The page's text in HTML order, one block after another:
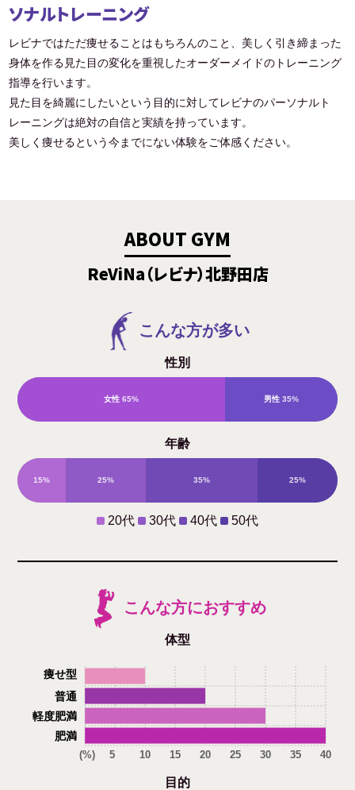
ソナルトレーニング
レビナではただ痩せることはもちろんのこと、美しく引き締まった
身体を作る見た目の変化を重視したオーダーメイドのトレーニング
指導を行います。
見た目を綺麗にしたいという目的に対してレビナのパーソナルト
レーニングは絶対の自信と実績を持っています。
美しく痩せるという今までにない体験をご体感ください。
ABOUT GYM
ReViNa（レビナ）北野田店
こんな方が多い
性別
女性 65% 男性 35%
年齢
15% 25% 35% 25%
20代 30代 40代 50代
こんな方におすすめ
体型
肥満
軽度肥満
普通
痩せ型
(%) 5 10 15 20 25 30 35 40
目的